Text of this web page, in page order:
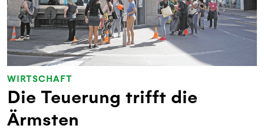
WIRTSCHAFT
Die Teuerung trifft die
Ärmsten